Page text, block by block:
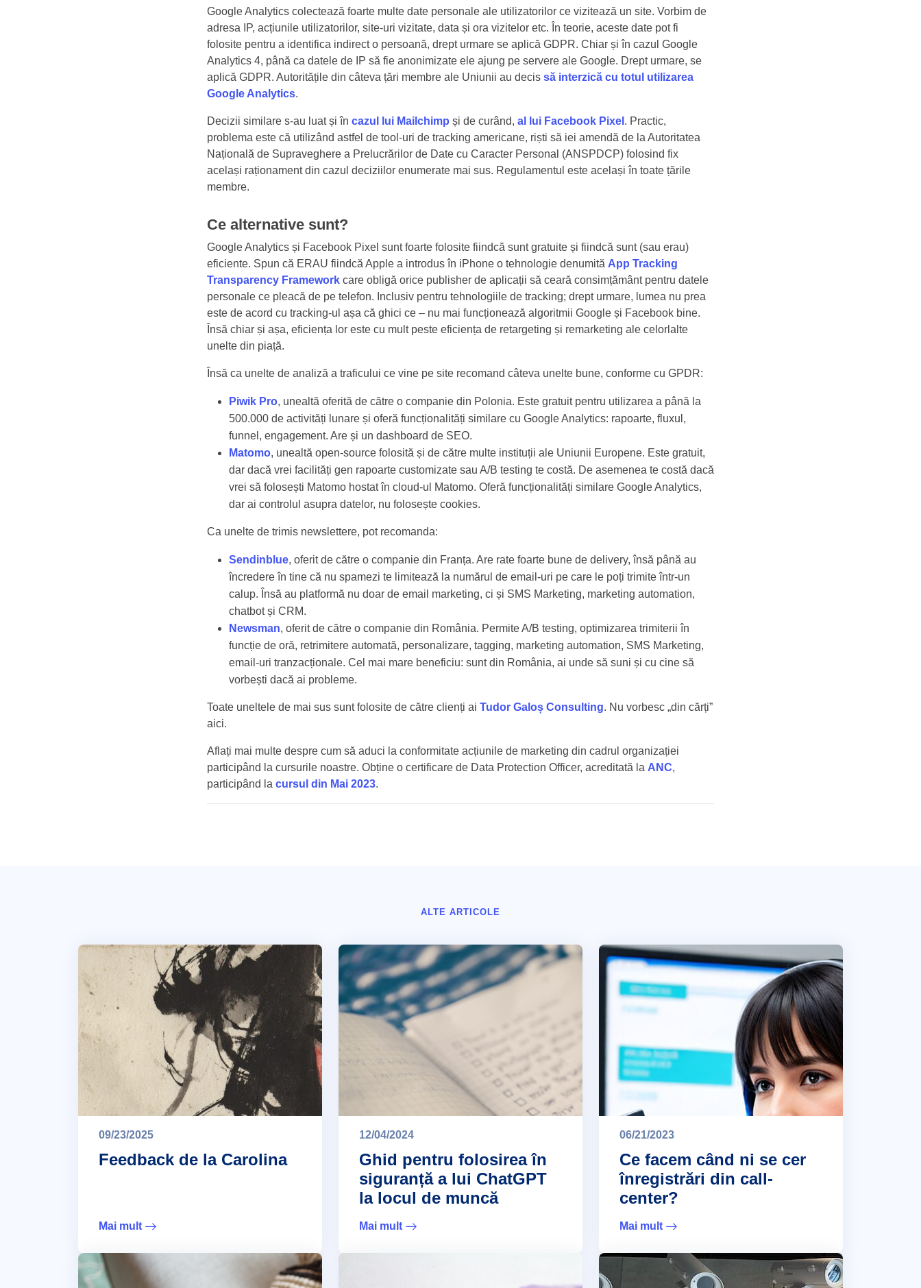
Google Analytics colectează foarte multe date personale ale utilizatorilor ce vizitează un site. Vorbim de
adresa IP, acțiunile utilizatorilor, site-uri vizitate, data și ora vizitelor etc. În teorie, aceste date pot fi
folosite pentru a identifica indirect o persoană, drept urmare se aplică GDPR. Chiar și în cazul Google
Analytics 4, până ca datele de IP să fie anonimizate ele ajung pe servere ale Google. Drept urmare, se
aplică GDPR. Autoritățile din câteva țări membre ale Uniunii au decis să interzică cu totul utilizarea
Google Analytics.
Decizii similare s-au luat și în cazul lui Mailchimp și de curând, al lui Facebook Pixel . Practic,
problema este că utilizând astfel de tool-uri de tracking americane, riști să iei amendă de la Autoritatea
Națională de Supraveghere a Prelucrărilor de Date cu Caracter Personal (ANSPDCP) folosind fix
același raționament din cazul deciziilor enumerate mai sus. Regulamentul este același în toate țările
membre.
Ce alternative sunt?
Google Analytics și Facebook Pixel sunt foarte folosite fiindcă sunt gratuite și fiindcă sunt (sau erau)
eficiente. Spun că ERAU fiindcă Apple a introdus în iPhone o tehnologie denumită App Tracking
Transparency Framework care obligă orice publisher de aplicații să ceară consimțământ pentru datele
personale ce pleacă de pe telefon. Inclusiv pentru tehnologiile de tracking; drept urmare, lumea nu prea
este de acord cu tracking-ul așa că ghici ce – nu mai funcționează algoritmii Google și Facebook bine.
Însă chiar și așa, eficiența lor este cu mult peste eficiența de retargeting și remarketing ale celorlalte
unelte din piață.
Însă ca unelte de analiză a traficului ce vine pe site recomand câteva unelte bune, conforme cu GPDR:
Piwik Pro, unealtă oferită de către o companie din Polonia. Este gratuit pentru utilizarea a până la
500.000 de activități lunare și oferă funcționalități similare cu Google Analytics: rapoarte, fluxul,
funnel, engagement. Are și un dashboard de SEO.
Matomo, unealtă open-source folosită și de către multe instituții ale Uniunii Europene. Este gratuit,
dar dacă vrei facilități gen rapoarte customizate sau A/B testing te costă. De asemenea te costă dacă
vrei să folosești Matomo hostat în cloud-ul Matomo. Oferă funcționalități similare Google Analytics,
dar ai controlul asupra datelor, nu folosește cookies.
Ca unelte de trimis newslettere, pot recomanda:
Sendinblue, oferit de către o companie din Franța. Are rate foarte bune de delivery, însă până au
încredere în tine că nu spamezi te limitează la numărul de email-uri pe care le poți trimite într-un
calup. Însă au platformă nu doar de email marketing, ci și SMS Marketing, marketing automation,
chatbot și CRM.
Newsman, oferit de către o companie din România. Permite A/B testing, optimizarea trimiterii în
funcție de oră, retrimitere automată, personalizare, tagging, marketing automation, SMS Marketing,
email-uri tranzacționale. Cel mai mare beneficiu: sunt din România, ai unde să suni și cu cine să
vorbești dacă ai probleme.
Toate uneltele de mai sus sunt folosite de către clienți ai Tudor Galoș Consulting. Nu vorbesc „din cărți”
aici.
Aflați mai multe despre cum să aduci la conformitate acțiunile de marketing din cadrul organizației
participând la cursurile noastre. Obține o certificare de Data Protection Officer, acreditată la ANC,
participând la cursul din Mai 2023.
ALTE ARTICOLE
09/23/2025
Feedback de la Carolina
Mai mult
12/04/2024
Ghid pentru folosirea în
siguranță a lui ChatGPT
la locul de muncă
Mai mult
06/21/2023
Ce facem când ni se cer
înregistrări din call-
center?
Mai mult